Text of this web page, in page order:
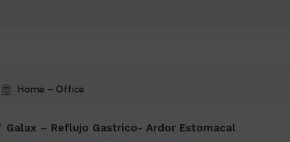
Home – Office
Galax – Reflujo Gastrico- Ardor Estomacal